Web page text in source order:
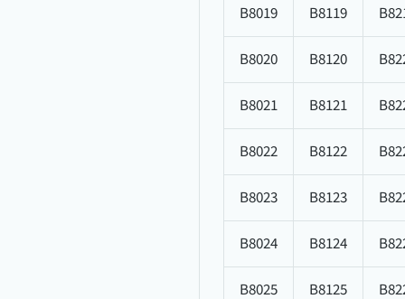
B8019 B8119
B8020 B8120
B8021 B8121
B8022 B8122
B8023 B8123
B8024 B8124
B8025 B8125